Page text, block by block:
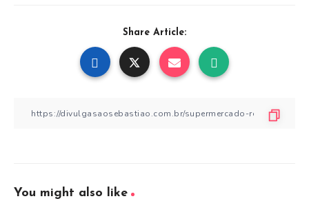
Share Article:
You might also like